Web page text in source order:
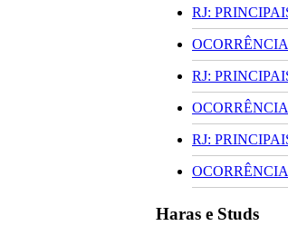
RJ:
RJ:
RJ:
Haras e Studs